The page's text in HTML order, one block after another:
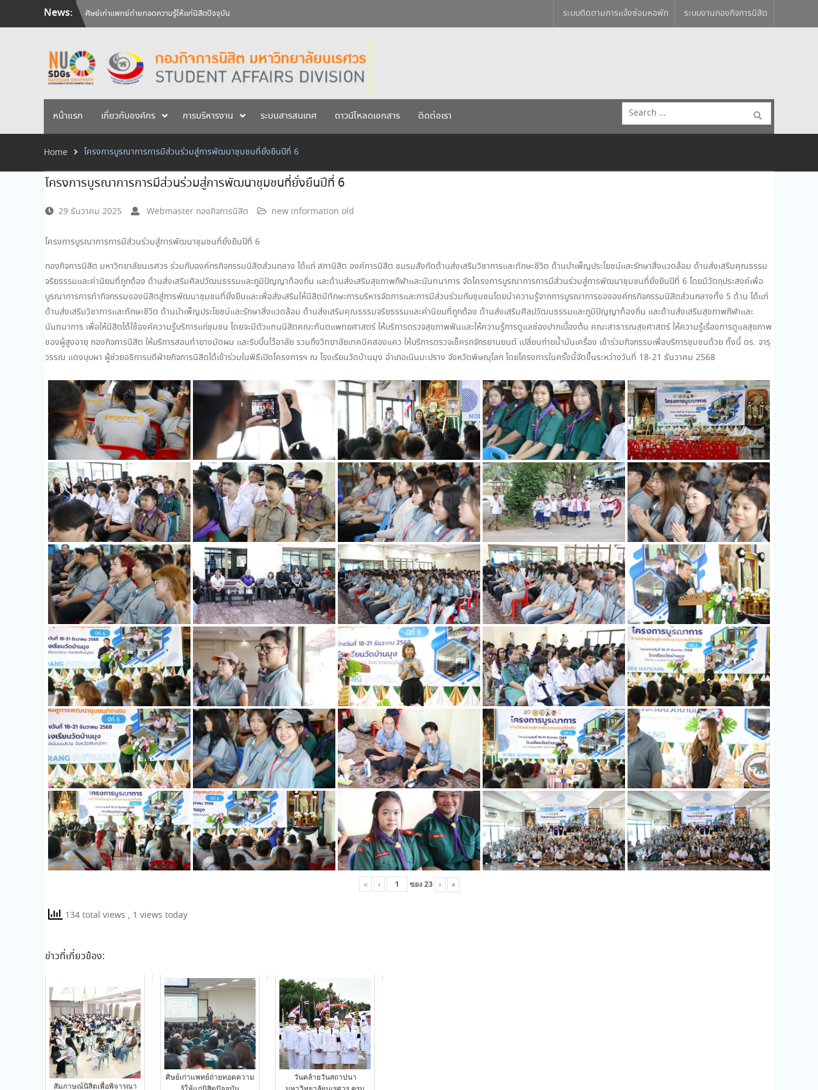
News:
ศิษย์เก่าแพทย์ถ่ายทอดความรู้ให้แก่นิสิตปัจจุบัน
ระบบติดตามการแจ้งซ่อมหอพัก ระบบงานกองกิจการนิสิต
หน้าแรก เกี่ยวกับองค์กร การบริหารงาน ระบบสารสนเทศ ดาวน์โหลดเอกสาร ติดต่อเรา
Search
for:
Home โครงการบูรณาการการมีส่วนร่วมสู่การพัฒนาชุมชนที่ยั่งยืนปีที่ 6
โครงการบูรณาการการมีส่วนร่วมสู่การพัฒนาชุมชนที่ยั่งยืนปีที่ 6
29 ธันวาคม 2025 Webmaster กองกิจการนิสิต new information old
โครงการบูรณาการการมีส่วนร่วมสู่การพัฒนาชุมชนที่ยั่งยืนปีที่ 6
กองกิจการนิสิต มหาวิทยาลัยนเรศวร ร่วมกับองค์กรกิจกรรมนิสิตส่วนกลาง ได้แก่ สภานิสิต องค์การนิสิต ชมรมสังกัดด้านส่งเสริมวิชาการและทักษะชีวิต ด้านบำเพ็ญประโยชน์และรักษาสิ่งแวดล้อม ด้านส่งเสริมคุณธรรม
จริยธรรมและค่านิยมที่ถูกต้อง ด้านส่งเสริมศิลปวัฒนธรรมและภูมิปัญญาท้องถิ่น และด้านส่งเสริมสุขภาพกีฬาและนันทนาการ จัดโครงการบูรณาการการมีส่วนร่วมสู่การพัฒนาชุมชนที่ยั่งยืนปีที่ 6 โดยมีวัตถุประสงค์เพื่อ
บูรณาการการทำกิจกรรมของนิสิตสู่การพัฒนาชุมชนที่ยั่งยืนและเพื่อส่งเสริมให้นิสิตมีทักษะการบริหารจัดการและการมีส่วนร่วมกับชุมชนโดยนำความรู้จากการบูรณาการขององค์กรกิจกรรมนิสิตส่วนกลางทั้ง 5 ด้าน ได้แก่
ด้านส่งเสริมวิชาการและทักษะชีวิต ด้านบำเพ็ญประโยชน์และรักษาสิ่งแวดล้อม ด้านส่งเสริมคุณธรรมจริยธรรมและค่านิยมที่ถูกต้อง ด้านส่งเสริมศิลปวัฒนธรรมและภูมิปัญญาท้องถิ่น และด้านส่งเสริมสุขภาพกีฬาและ
นันทนาการ เพื่อให้นิสิตได้ใช้องค์ความรู้บริการแก่ชุมชน โดยจะมีตัวแทนนิสิตคณะทันตแพทยศาสตร์ ให้บริการตรวจสุขภาพฟันและให้ความรู้การดูแลช่องปากเบื้องต้น คณะสาธารณสุขศาสตร์ ให้ความรู้เรื่องการดูแลสุขภาพ
ของผู้สูงอายุ กองกิจการนิสิต ให้บริการสอนทำยางมัดผม และริบบิ้นไว้อาลัย รวมถึงวิทยาลัยเทคนิคสองแคว ให้บริการตรวจเช็ครถจักรยานยนต์ เปลี่ยนถ่ายน้ำมันเครื่อง เข้าร่วมกิจกรรมเพื่อบริการชุมชนด้วย ทั้งนี้ ดร. จารุ
วรรณ แดงบุบผา ผู้ช่วยอธิการบดีฝ่ายกิจการนิสิตได้เข้าร่วมในพิธีเปิดโครงการฯ ณ โรงเรียนวัดบ้านมุง อำเภอเนินมะปราง จังหวัดพิษณุโลก โดยโครงการในครั้งนี้จัดขึ้นระหว่างวันที่ 18-21 ธันวาคม 2568
« ‹ ของ23 › »
134 total views , 1 views today
ข่าวที่เกี่ยวข้อง:
สัมภาษณ์นิสิตเพื่อพิจารณา
ศิษย์เก่าแพทย์ถ่ายทอดความ
วันคล้ายวันสถาปนา